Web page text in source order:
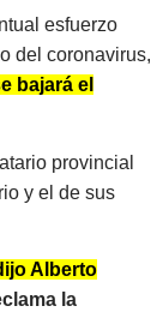
esfuerzo
del coronavirus,
bajará el
provincial
y el de sus
Alberto
la